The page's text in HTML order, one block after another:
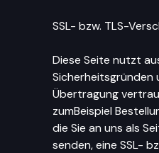
SSL- bzw. TLS-
Diese Seite nutzt
Sicherheitsgründen
Übertragung
zumBeispiel
die Sie an uns als
senden, eine SSL-